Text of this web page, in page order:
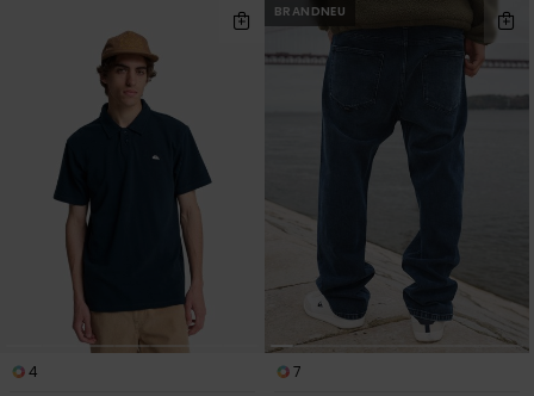
4
BRANDNEU
7